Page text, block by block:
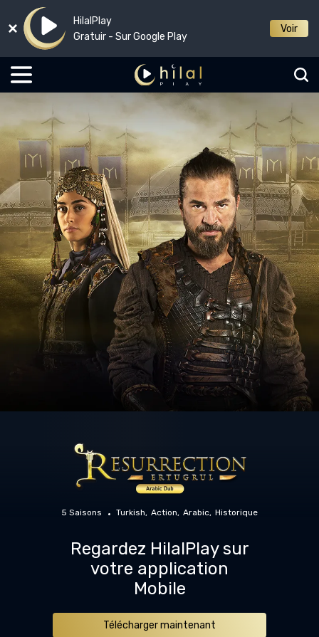
HilalPlay
Gratuir - Sur Google Play
Voir
5 Saisons Turkish Action Arabic Historique
Regardez HilalPlay sur
votre application
Mobile
Télécharger maintenant